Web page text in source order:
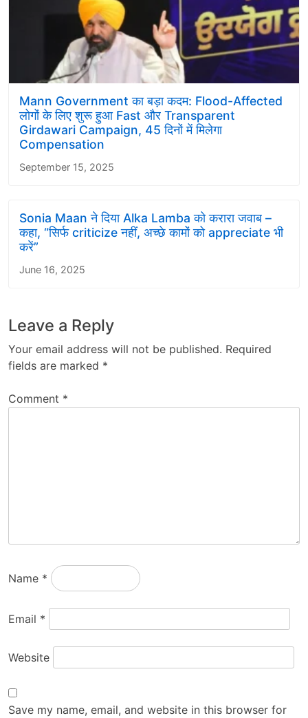
Mann Government का बड़ा कदम: Flood-Affected
लोगों के लिए शुरू हुआ Fast और Transparent
Girdawari Campaign, 45 दिनों में मिलेगा
Compensation
September 15, 2025
Sonia Maan ने दिया Alka Lamba को करारा जवाब –
कहा, “सिर्फ criticize नहीं, अच्छे कामों को appreciate भी
करें”
June 16, 2025
Leave a Reply
Your email address will not be published. Required
fields are marked *
Comment *
Name *
Email *
Website
Save my name, email, and website in this browser for